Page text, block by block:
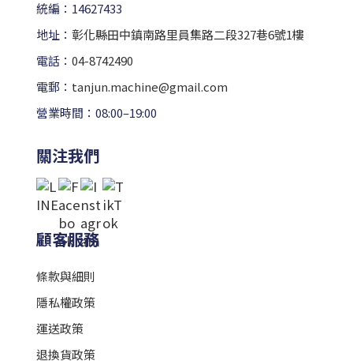
統編：14627433
地址： 彰化縣田中鎮南路里員集路二段327巷6號1樓
電話： 04-8742490
電郵： tanjun.machine@gmail.com
營業時間：08:00–19:00
關注我們
顧客服務
條款與細則
隱私權政策
運送政策
退換貨政策